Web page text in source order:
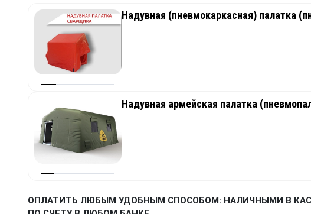
Надувная (пневмокаркасная) палатка
Надувная армейская палатка
ОПЛАТИТЬ ЛЮБЫМ УДОБНЫМ СПОСОБОМ: НАЛИЧНЫМИ В